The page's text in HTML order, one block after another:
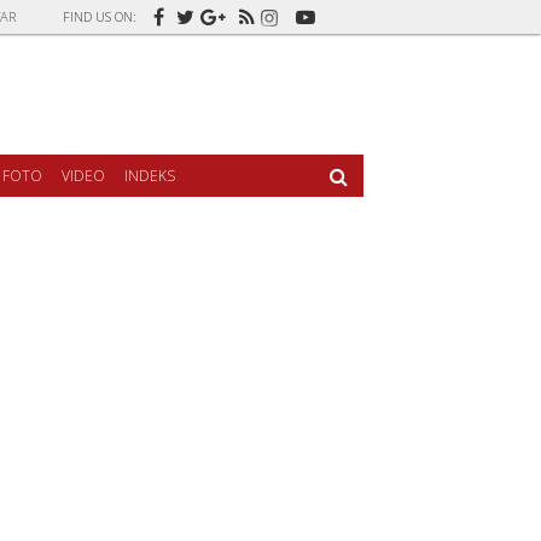
FIND US ON:
FOTO VIDEO INDEKS